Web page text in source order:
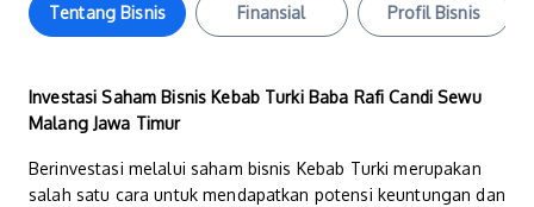
Tentang Bisnis Finansial Profil Bisnis
Investasi Saham Bisnis Kebab Turki Baba Rafi Candi Sewu
Malang Jawa Timur
Berinvestasi melalui saham bisnis Kebab Turki merupakan
salah satu cara untuk mendapatkan potensi keuntungan dan